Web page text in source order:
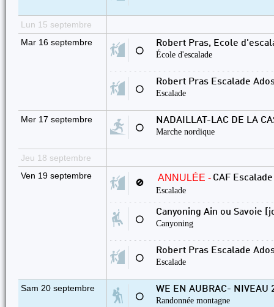
Lun 15 septembre
Mar 16 septembre
⚪
Robert Pras, Ecole
École d'escalade
⚪
Robert Pras Escalade
Escalade
Mer 17 septembre
⚪
NADAILLAT-LAC DE LA
Marche nordique
Jeu 18 septembre
Ven 19 septembre
🚫 ANNULÉE - CAF
Escalade
⚪
Canyoning Ain ou Savoie
Canyoning
⚪
Robert Pras Escalade
Escalade
Sam 20 septembre
⚪
WE EN AUBRAC-
Randonnée montagne